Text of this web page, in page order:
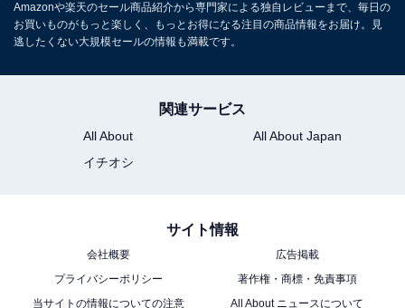
種や配線経路によって難易度が変わる場合があります。
Amazonや楽天のセール商品紹介から専門家による独自レビューまで、毎日の
お買いものがもっと楽しく、もっとお得になる注目の商品情報をお届け。見
逃したくない大規模セールの情報も満載です。
関連サービス
All About
All About Japan
イチオシ
サイト情報
会社概要
広告掲載
プライバシーポリシー
著作権・商標・免責事項
当サイトの情報についての注意
All About ニュースについて